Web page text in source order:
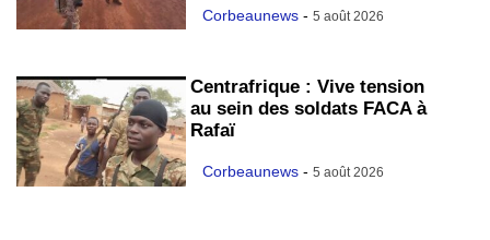
Corbeaunews - 5 août 2026
Centrafrique : Vive tension
au sein des soldats FACA à
Rafaï
Corbeaunews - 5 août 2026